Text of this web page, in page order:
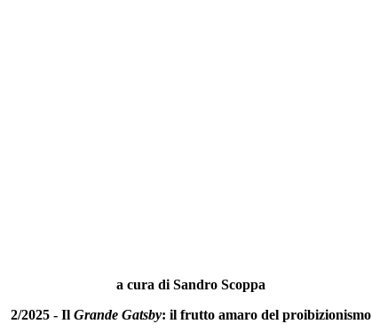
a cura di Sandro Scoppa
2/2025 - Il Grande Gatsby: il frutto amaro del proibizionismo